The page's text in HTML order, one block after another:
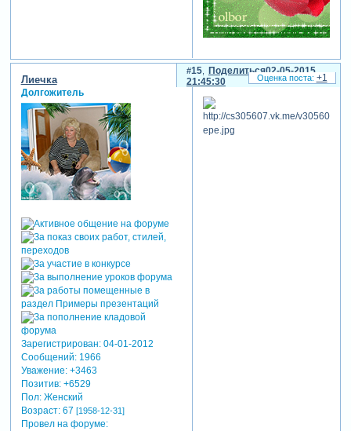
Поделиться
15
02-05-2015
21:45:30
Лиечка
Долгожитель
Зарегистрирован: 04-01-2012
Сообщений:1966
Уважение: +3463
Позитив: +6529
Пол:Женский
Возраст:67 [1958-12-31]
Провел на форуме:
+1